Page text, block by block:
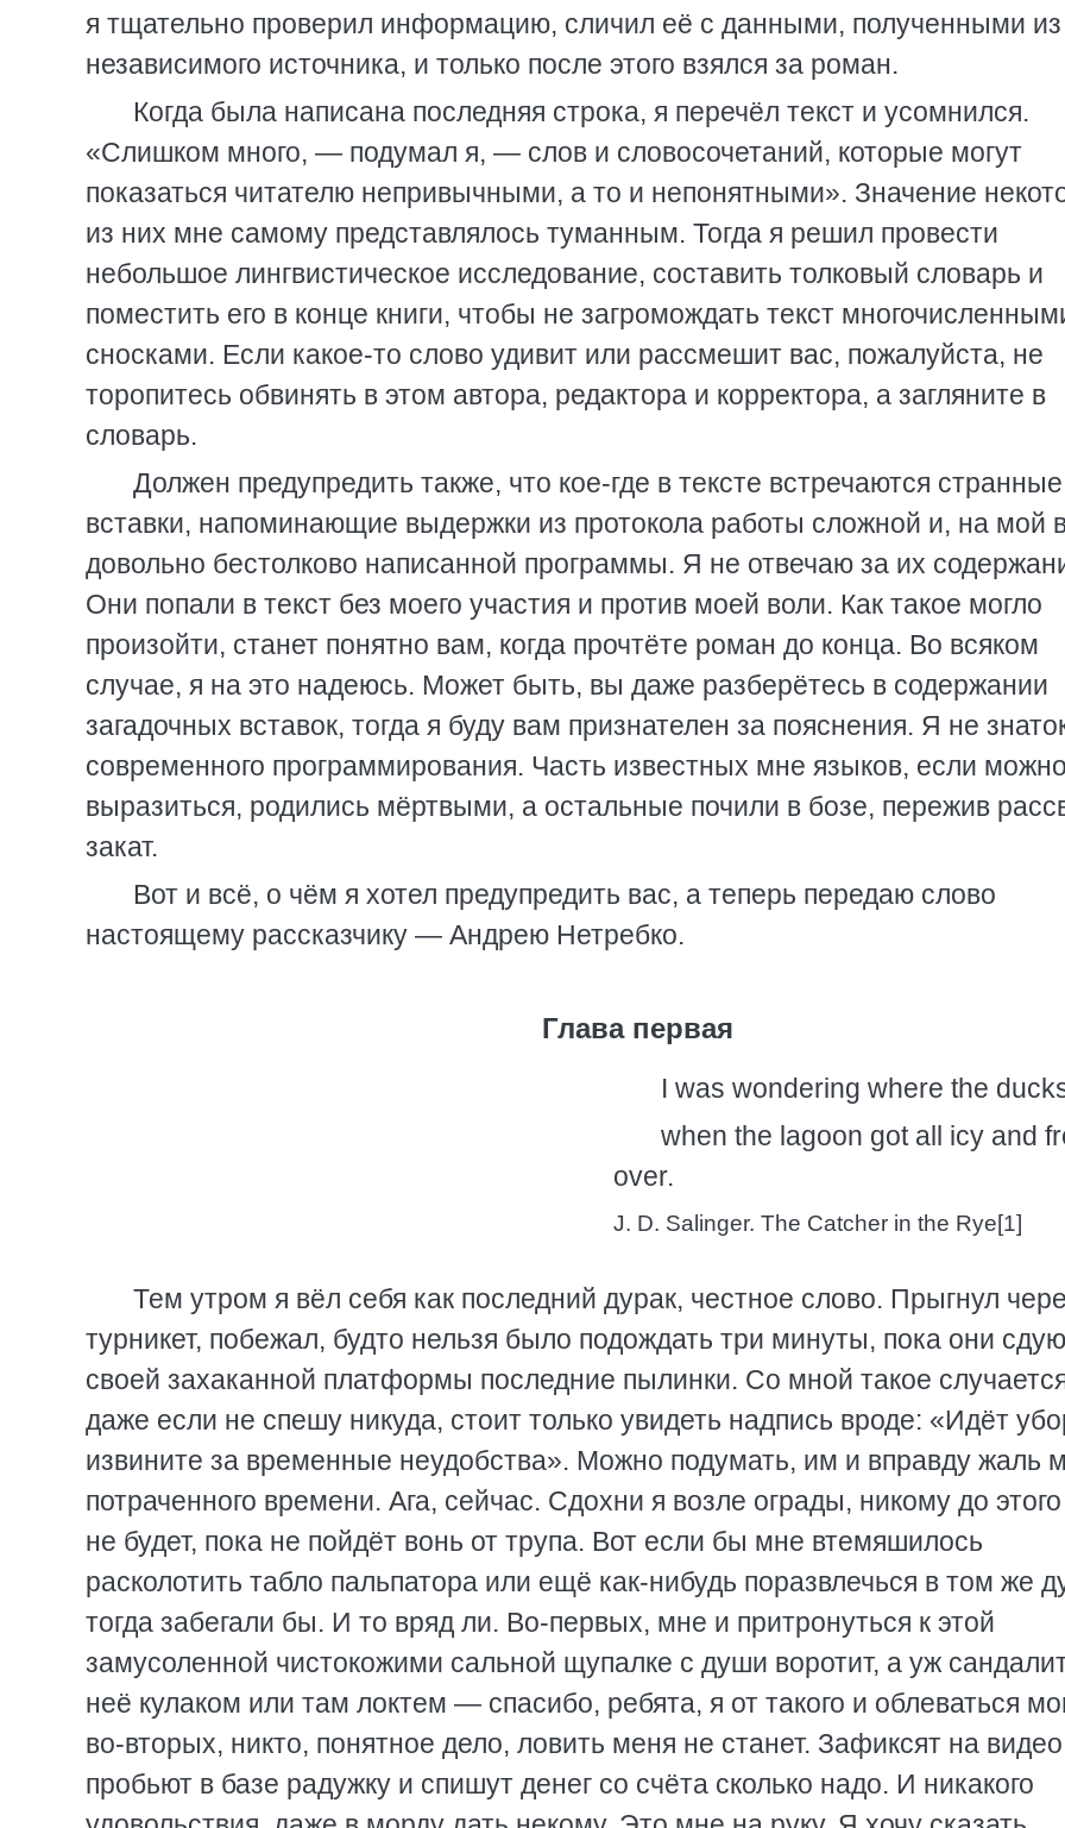
я тщательно проверил информацию, сличил её с данными, полученными из
независимого источника, и только после этого взялся за роман.
Когда была написана последняя строка, я перечёл текст и усомнился.
«Слишком много, — подумал я, — слов и словосочетаний, которые могут
показаться читателю непривычными, а то и непонятными». Значение
из них мне самому представлялось туманным. Тогда я решил провести
небольшое лингвистическое исследование, составить толковый словарь и
поместить его в конце книги, чтобы не загромождать текст
сносками. Если какое-то слово удивит или рассмешит вас, пожалуйста, не
торопитесь обвинять в этом автора, редактора и корректора, а загляните в
словарь.
Должен предупредить также, что кое-где в тексте встречаются странные
вставки, напоминающие выдержки из протокола работы сложной и, на мой
довольно бестолково написанной программы. Я не отвечаю за их
Они попали в текст без моего участия и против моей воли. Как такое могло
произойти, станет понятно вам, когда прочтёте роман до конца. Во всяком
случае, я на это надеюсь. Может быть, вы даже разберётесь в содержании
загадочных вставок, тогда я буду вам признателен за пояснения. Я не
современного программирования. Часть известных мне языков, если
выразиться, родились мёртвыми, а остальные почили в бозе, пережив
закат.
Вот и всё, о чём я хотел предупредить вас, а теперь передаю слово
настоящему рассказчику — Андрею Нетребко.
Глава первая
I was wondering where the
when the lagoon got all icy and
over.
J. D. Salinger. The Catcher in the Rye[1]
Тем утром я вёл себя как последний дурак, честное слово. Прыгнул
турникет, побежал, будто нельзя было подождать три минуты, пока они
своей захаканной платформы последние пылинки. Со мной такое
даже если не спешу никуда, стоит только увидеть надпись вроде: «Идёт
извините за временные неудобства». Можно подумать, им и вправду жаль
потраченного времени. Ага, сейчас. Сдохни я возле ограды, никому до
не будет, пока не пойдёт вонь от трупа. Вот если бы мне втемяшилось
расколотить табло пальпатора или ещё как-нибудь поразвлечься в том же
тогда забегали бы. И то вряд ли. Во-первых, мне и притронуться к этой
замусоленной чистокожими сальной щупалке с души воротит, а уж
неё кулаком или там локтем — спасибо, ребята, я от такого и облеваться
во-вторых, никто, понятное дело, ловить меня не станет. Зафиксят на
пробьют в базе радужку и спишут денег со счёта сколько надо. И никакого